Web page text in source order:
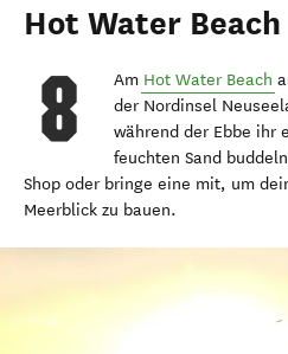
Hot Water Beach
Am Hot Water Beach
der Nordinsel
während der Ebbe ihr
feuchten Sand
Shop oder bringe eine mit, um
Meerblick zu bauen.